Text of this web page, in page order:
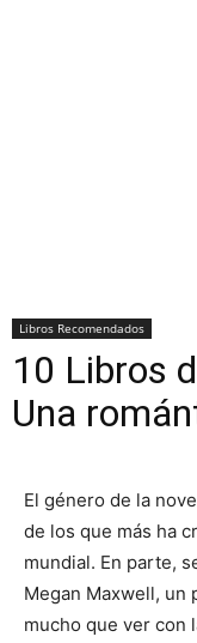
Libros Recomendados
10 Libros
Una
El género de la
de los que más ha
mundial. En parte,
Megan Maxwell, un
mucho que ver con